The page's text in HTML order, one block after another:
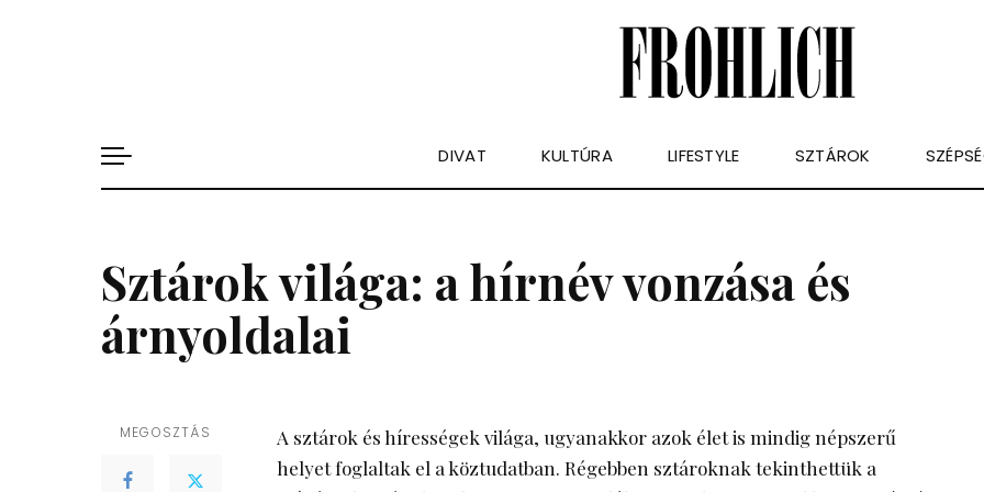
DIVAT KULTÚRA LIFESTYLE SZTÁROK
Sztárok világa: a hírnév vonzása és
árnyoldalai
MEGOSZTÁS
A sztárok és hírességek világa, ugyanakkor azok élet is mindig népszerű
helyet foglaltak el a köztudatban. Régebben sztároknak tekinthettük a